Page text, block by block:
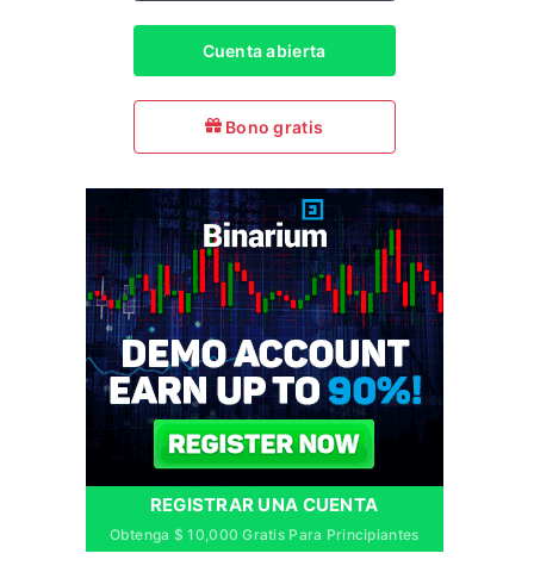
Cuenta abierta
Bono gratis
REGISTRAR UNA CUENTA
Obtenga $ 10,000 Gratis Para Principiantes